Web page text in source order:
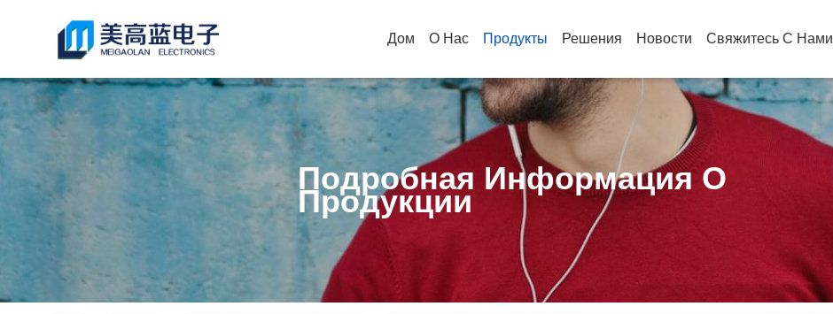
Дом О Нас Продукты Решения Новости Свяжитесь С Нами
Подробная Информация О
Продукции